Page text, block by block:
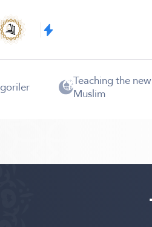
Teaching the new
Muslim